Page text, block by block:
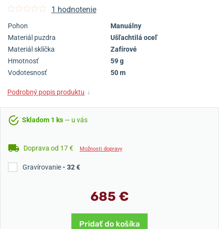
1 hodnotenie
Pohon
Manuálny
Materiál puzdra
Ušľachtilá oceľ
Materiál sklíčka
Zafírové
Hmotnosť
59 g
Vodotesnosť
50 m
Podrobný popis produktu ↓
Skladom 1 ks — u vás
Doprava od 17 € Možnosti dopravy
Gravírovanie- 32 €
685 €
Pridať do košíka